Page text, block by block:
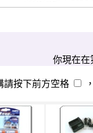
你現在在
請按下前方空格